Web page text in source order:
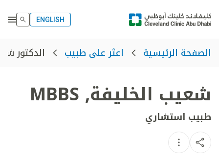
ENGLISH
الصفحة الرئيسية اعثر على طبيب الدكتور
شعيب الخليفة,
MBBS
طبيب استشاري